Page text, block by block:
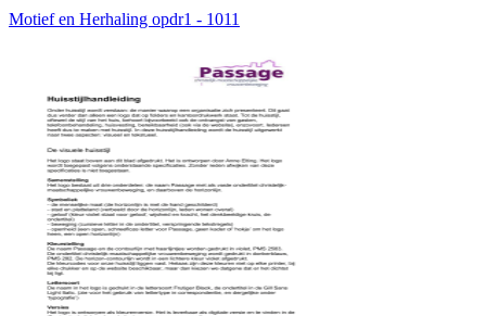
Motief en Herhaling opdr1 - 1011